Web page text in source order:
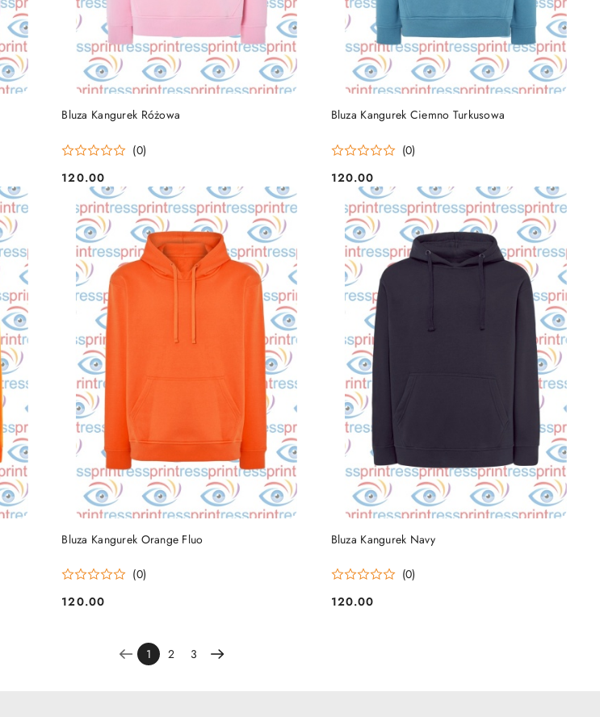
Bluza Kangurek Różowa
(0)
Cena:
120.00
Bluza Kangurek Ciemno Turkusowa
(0)
Cena:
120.00
DO KOSZYKA
Bluza Kangurek Orange Fluo
(0)
Cena:
120.00
DO KOSZYKA Bluza Kangurek Navy
(0)
Cena:
120.00
1 2 3